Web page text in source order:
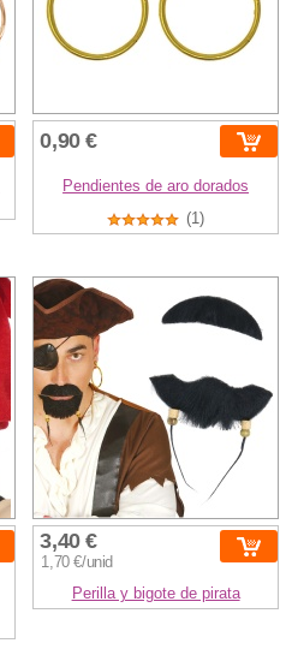
0,90 €
Pendientes de aro dorados
(1)
3,40 €
1,70 €/unid
Perilla y bigote de pirata